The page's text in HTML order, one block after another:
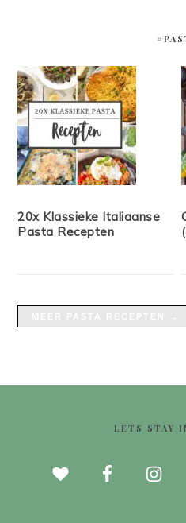
20x Klassieke Italiaanse
Pasta Recepten
LETS STAY